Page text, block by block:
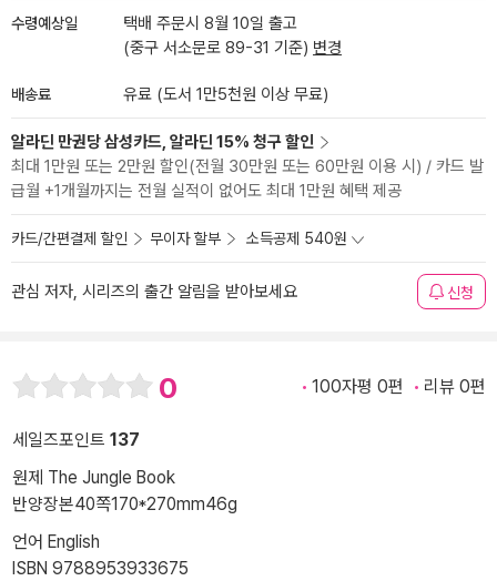
수령예상일
택배 주문시 8월 10일 출고
(중구 서소문로 89-31 기준) 변경
배송료 유료 (도서 1만5천원 이상 무료)
알라딘 만권당 삼성카드, 알라딘 15% 청구 할인
최대 1만원 또는 2만원 할인(전월 30만원 또는 60만원 이용 시) / 카드 발
급월 +1개월까지는 전월 실적이 없어도 최대 1만원 혜택 제공
카드/간편결제 할인 무이자 할부 소득공제 540원
관심 저자, 시리즈의 출간 알림을 받아보세요 신청
0 100자평 0편 리뷰 0편
세일즈포인트 137
원제 The Jungle Book
반양장본40쪽170*270mm46g
언어 English
ISBN 9788953933675